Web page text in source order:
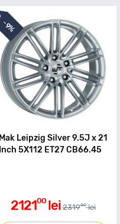
-
9%
Mak Leipzig Silver 9.5J x 21
Inch 5X112 ET27 CB66.45
212100 lei 231900 lei